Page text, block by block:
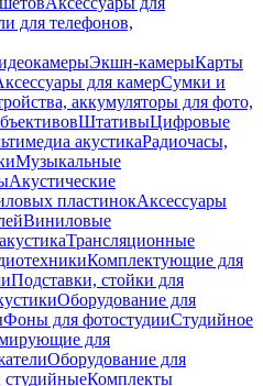
для телефонов,
Экшн-камерыКарты
для камерСумки и
аккумуляторы для фото,
ШтативыЦифровые
акустикаРадиочасы,
Музыкальные
Акустические
пластинокАксессуары
Виниловые
Трансляционные
Комплектующие для
Подставки, стойки для
Оборудование для
Фоны для фотостудииСтудийное
для
Оборудование для
Комплекты